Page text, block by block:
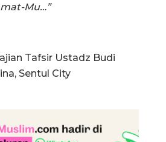
Mu…”
Tafsir Ustadz Budi
Sentul City